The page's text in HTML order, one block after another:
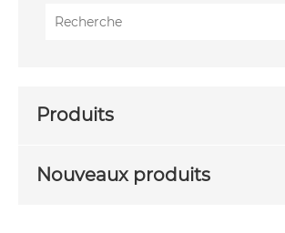
Produits
Nouveaux produits